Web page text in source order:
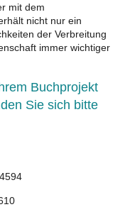
mit dem
nicht nur ein
der Verbreitung
immer wichtiger
Buchprojekt
Sie sich bitte